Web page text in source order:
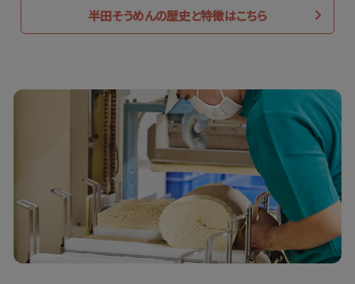
半田そうめんの歴史と特徴はこちら